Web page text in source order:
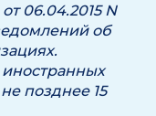
06.04.2015 N
об
позднее 15